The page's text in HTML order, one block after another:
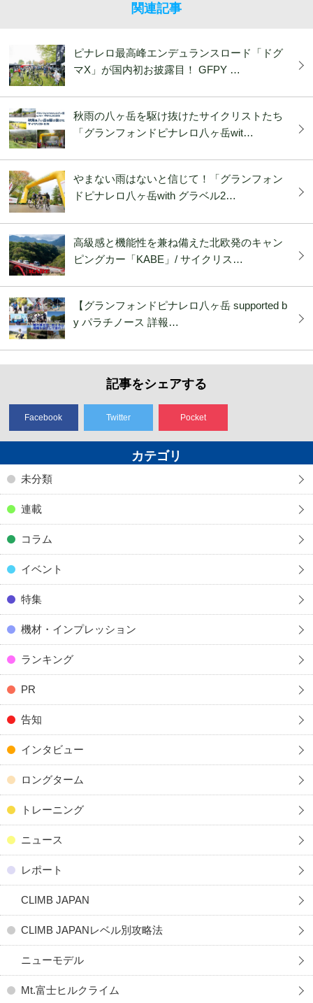
関連記事
ピナレロ最高峰エンデュランスロード「ドグ
マX」が国内初お披露目！ GFPY …
秋雨の八ヶ岳を駆け抜けたサイクリストたち
「グランフォンドピナレロ八ヶ岳wit…
やまない雨はないと信じて！「グランフォン
ドピナレロ八ヶ岳with グラベル2…
高級感と機能性を兼ね備えた北欧発のキャン
ピングカー「KABE」/ サイクリス…
【グランフォンドピナレロ八ヶ岳 supported b
y パラチノース 詳報…
記事をシェアする
Facebook Twitter Pocket
カテゴリ
未分類
連載
コラム
イベント
特集
機材・インプレッション
ランキング
PR
告知
インタビュー
ロングターム
トレーニング
ニュース
レポート
CLIMB JAPAN
CLIMB JAPANレベル別攻略法
ニューモデル
Mt.富士ヒルクライム